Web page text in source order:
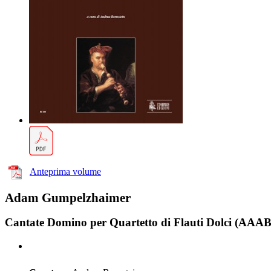
Anteprima volume
Adam Gumpelzhaimer
Cantate Domino per Quartetto di Flauti Dolci